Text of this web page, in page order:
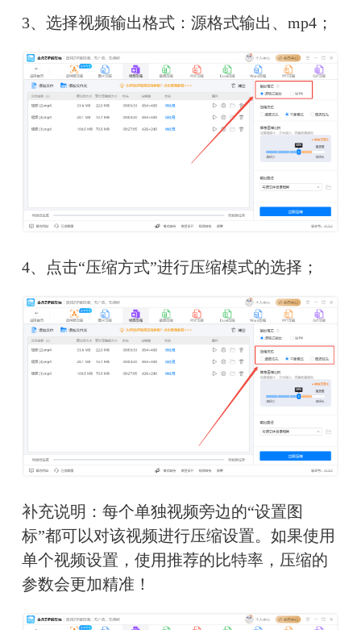
3、选择视频输出格式：源格式输出、mp4；
4、点击“压缩方式”进行压缩模式的选择；
补充说明：每个单独视频旁边的“设置图
标”都可以对该视频进行压缩设置。如果使用
单个视频设置，使用推荐的比特率，压缩的
参数会更加精准！